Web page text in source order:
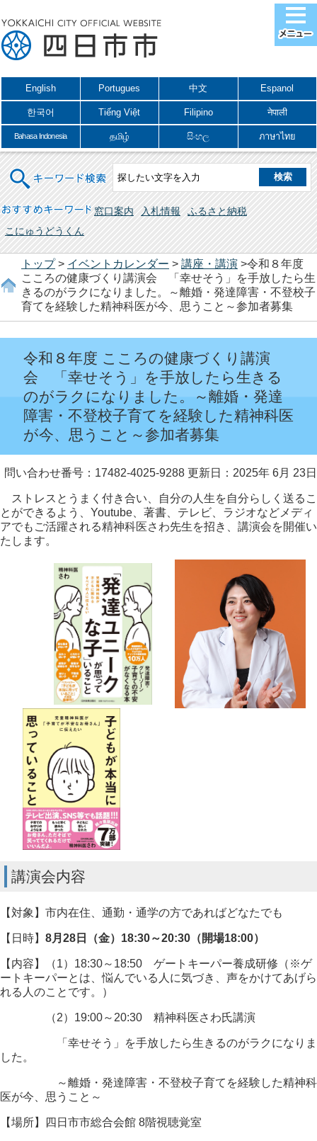
English Portugues 中文 Espanol
한국어 Tiếng Việt Filipino नेपाली
Bahasa Indonesia தமிழ் සිංහල ภาษาไทย
キーワード検索
おすすめキーワード 窓口案内 入札情報
ふるさと納税
こにゅうどうくん
トップ> イベントカレンダー > 講座・講演 >令和８年度
こころの健康づくり講演会 「幸せそう」を手放したら生
きるのがラクになりました。～離婚・発達障害・不登校子
育てを経験した精神科医が今、思うこと～参加者募集
令和８年度 こころの健康づくり講演
会 「幸せそう」を手放したら生きる
のがラクになりました。～離婚・発達
障害・不登校子育てを経験した精神科医
が今、思うこと～参加者募集
問い合わせ番号：17482-4025-9288 更新日：2025年 6月 23日
ストレスとうまく付き合い、自分の人生を自分らしく送るこ
とができるよう、Youtube、著書、テレビ、ラジオなどメディ
アでもご活躍される精神科医さわ先生を招き、講演会を開催い
たします。
講演会内容
【対象】市内在住、通勤・通学の方であればどなたでも
【日時】 8月28日（金）18:30～20:30（開場18:00）
【内容】（1）18:30～18:50 ゲートキーパー養成研修（※ゲ
ートキーパーとは、悩んでいる人に気づき、声をかけてあげら
れる人のことです。）
（2）19:00～20:30 精神科医さわ氏講演
「幸せそう」を手放したら生きるのがラクになりま
した。
～離婚・発達障害・不登校子育てを経験した精神科
医が今、思うこと～
【場所】四日市市総合会館 8階視聴覚室